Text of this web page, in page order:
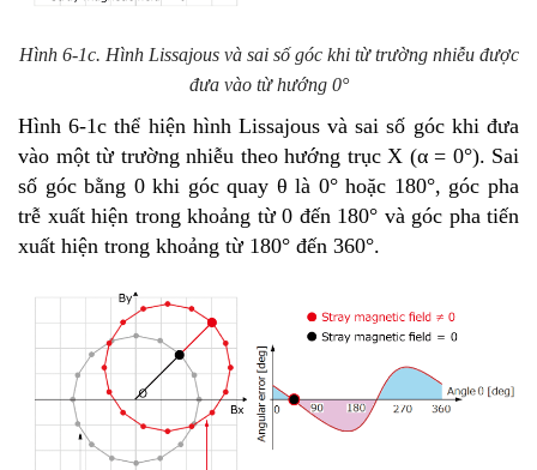
Hình 6-1c. Hình Lissajous và sai số góc khi từ trường nhiễu được
đưa vào từ hướng 0°
Hình 6-1c thể hiện hình Lissajous và sai số góc khi đưa
vào một từ trường nhiễu theo hướng trục X (α = 0°). Sai
số góc bằng 0 khi góc quay θ là 0° hoặc 180°, góc pha
trễ xuất hiện trong khoảng từ 0 đến 180° và góc pha tiến
xuất hiện trong khoảng từ 180° đến 360°.